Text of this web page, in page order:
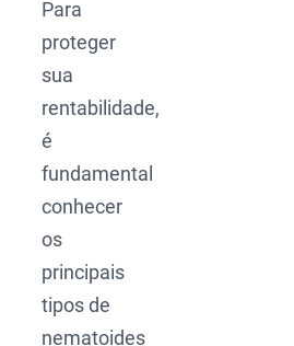
Para
proteger
sua
rentabilidade,
é
fundamental
conhecer
os
principais
tipos de
nematoides